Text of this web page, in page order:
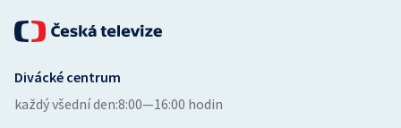
Veslování
Volejbal
Divácké centrum
každý všední den:8:00—16:00 hodin